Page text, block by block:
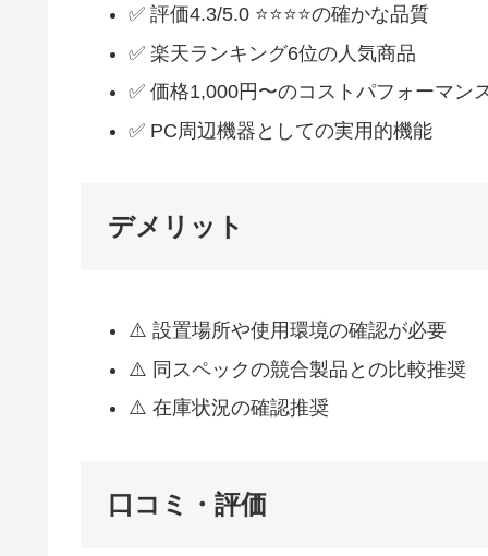
✅ 評価4.3/5.0 ⭐⭐⭐⭐の確かな品質
✅ 楽天ランキング6位の人気商品
✅ 価格1,000円〜のコストパフォーマン
✅ PC周辺機器としての実用的機能
デメリット
⚠️ 設置場所や使用環境の確認が必要
⚠️ 同スペックの競合製品との比較推奨
⚠️ 在庫状況の確認推奨
口コミ・評価